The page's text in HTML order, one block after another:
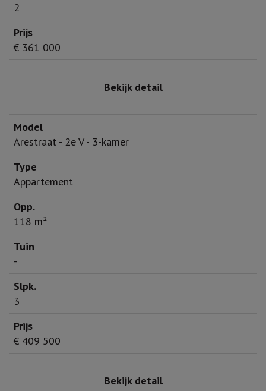
2
€ 361 000
Bekijk detail
Arestraat - 2e V - 3-kamer
Appartement
118 m²
-
3
€ 409 500
Bekijk detail